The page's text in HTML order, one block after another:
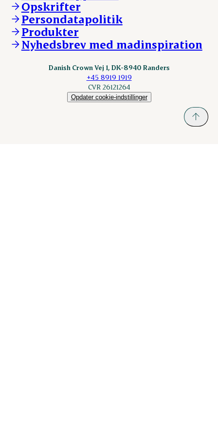
Kontakt
ESS-FOOD.com
Fonden Dansk Gastronomi
KLS.se
nordicspoor.com
Scanhide.dk
Opskrifter
Persondatapolitik
Produkter
Nyhedsbrev med madinspiration
Danish Crown Vej 1, DK-8940 Randers
+45 8919 1919
CVR 26121264
Opdater cookie-indstillinger